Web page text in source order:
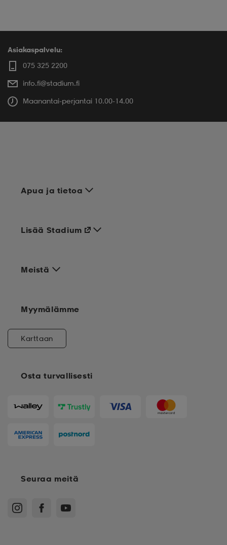
Asiakaspalvelu:
075 325 2200
info.fi@stadium.fi
Maanantai-perjantai 10.00-14.00
Apua ja tietoa
Meistä
Osta turvallisesti
Lisää Stadium
Myymälämme
Karttaan
Seuraa meitä